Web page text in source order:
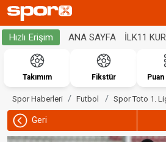
Hızlı Erişim ANA SAYFA İLK11 KUR
Takımım Fikstür
Spor Haberleri Futbol Spor Toto 1.
Geri